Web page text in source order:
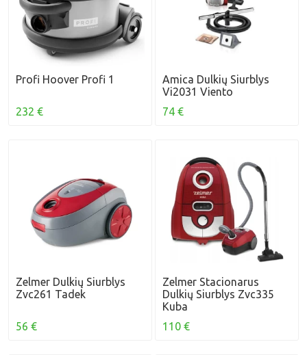
Profi Hoover Profi 1
232 €
Amica Dulkių Siurblys
Vi2031 Viento
74 €
Zelmer Dulkių Siurblys
Zvc261 Tadek
56 €
Zelmer Stacionarus
Dulkių Siurblys Zvc335
Kuba
110 €